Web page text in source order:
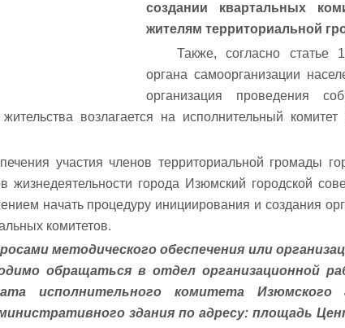
создании квартальных
жителям территориальной
Также, согласно статье
органа самоорганизации
организация проведения
возлагается на исполнительный комитет
участия членов территориальной громады
жизнедеятельности города Изюмский городской
начать процедуру инициирования и создания
комитетов.
методического обеспечения или
обращаться в отдел организационной
исполнительного комитета Изюмского
здания по адресу: площадь